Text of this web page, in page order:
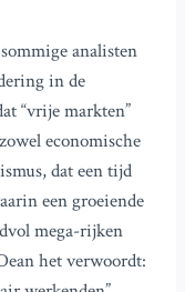
analisten
in de
“vrije markten”
economische
dat een tijd
een groeiende
mega-rijken
het verwoordt: